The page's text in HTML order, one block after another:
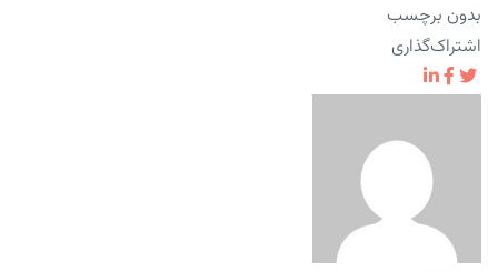
بدون برچسب
اشتراک‌گذاری